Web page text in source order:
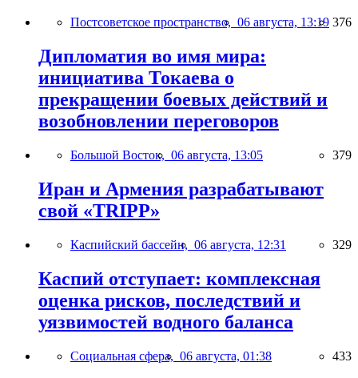
Постсоветское пространство, 06 августа, 13:19 376
Дипломатия во имя мира:
инициатива Токаева о
прекращении боевых действий и
возобновлении переговоров
Большой Восток, 06 августа, 13:05 379
Иран и Армения разрабатывают
свой «TRIPP»
Каспийский бассейн, 06 августа, 12:31 329
Каспий отступает: комплексная
оценка рисков, последствий и
уязвимостей водного баланса
Социальная сфера, 06 августа, 01:38 433